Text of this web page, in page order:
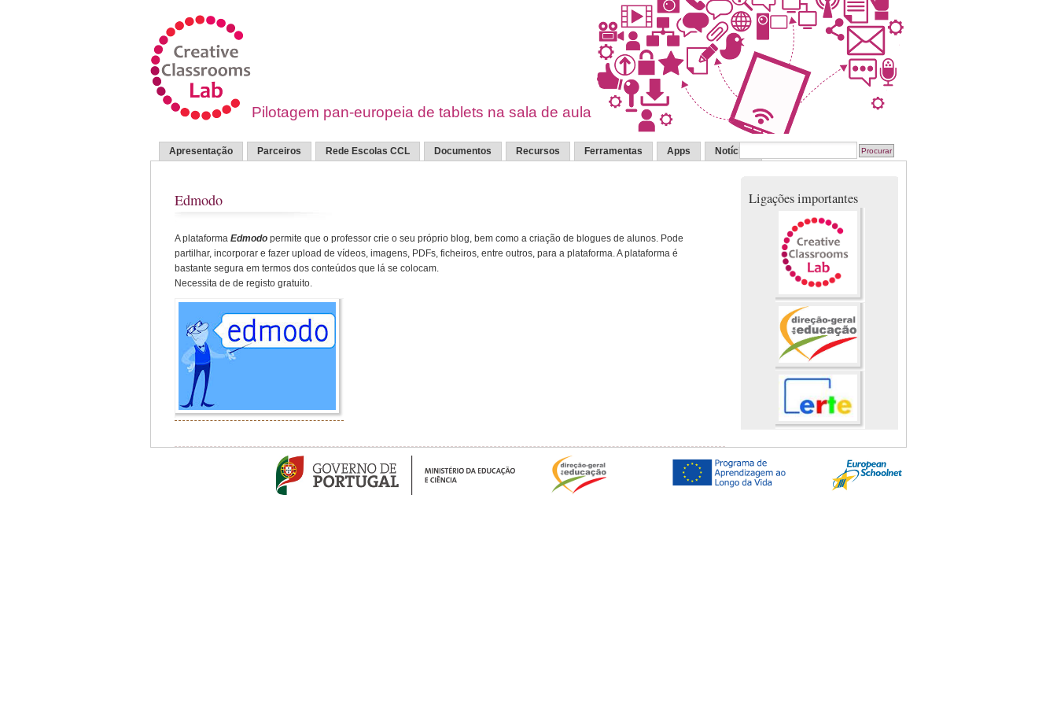
Pilotagem pan-europeia de tablets na sala de aula
Apresentação Parceiros Rede Escolas CCL Documentos Recursos Ferramentas Apps Notícias
Edmodo
A plataforma Edmodo permite que o professor crie o seu próprio blog, bem como a criação de b logues de alunos. Pode
partilhar, incorporar e fazer upload de vídeos, imagens, PDFs, ficheiros, entre outros, para a plataforma.A plataforma é
bastante segura em termos dos conteúdos que lá se colocam.
Necessita de de registo gratuito.
Ligações importantes